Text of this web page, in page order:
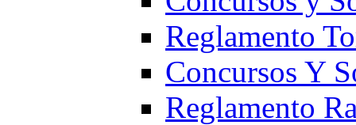
Reglamento
Concursos Y
Reglamento